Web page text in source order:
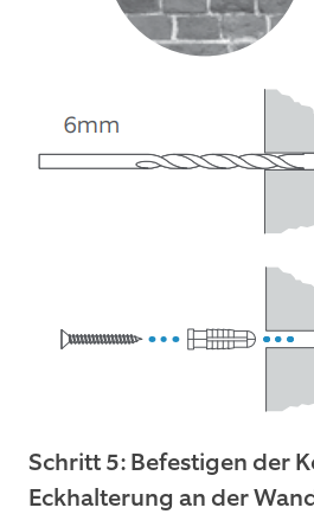
Schritt 5: Befestigen der
Eckhalterung an der